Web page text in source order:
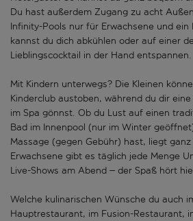
Du hast außerdem Zugang zu acht
Infinity-Pools nur für Erwachsene und ein
kannst du dich abkühlen oder auf einer
Lieblingscocktail in der Hand entspannen.
Mit Kindern unterwegs? Die Kleinen
Kinderclub austoben, während du dir
im Spa gönnst. Ob du Lust auf einen
Bad im Innenpool (nur im Winter
Massage (gegen Gebühr) hast, liegt
Erwachsene gibt es täglich jede Menge
Live-Shows am Abend – der Spaß hört
Welche kulinarischen Wünsche du auch
Hauptrestaurant, im Fusion-Restaurant,